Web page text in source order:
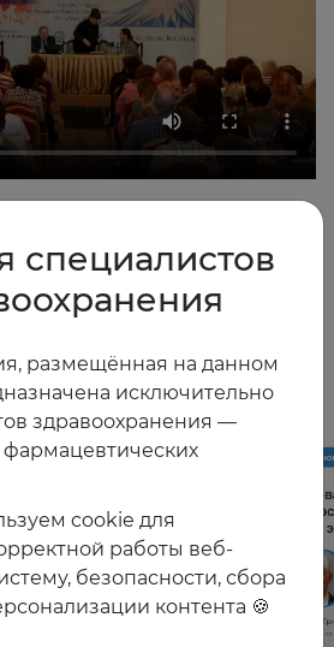
специалистов
размещённая на данном
исключительно
здравоохранения —
cookie для
работы веб-
безопасности, сбора
контента 🍪